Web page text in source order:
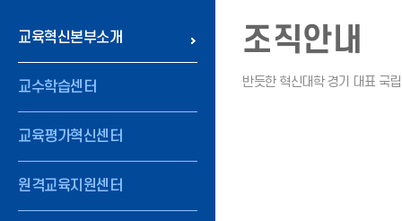
교육혁신본부소개
교수학습센터
교육평가혁신센터
원격교육지원센터
조직안내